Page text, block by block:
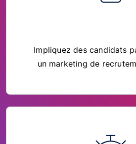
Impliquez des candidats
un marketing de